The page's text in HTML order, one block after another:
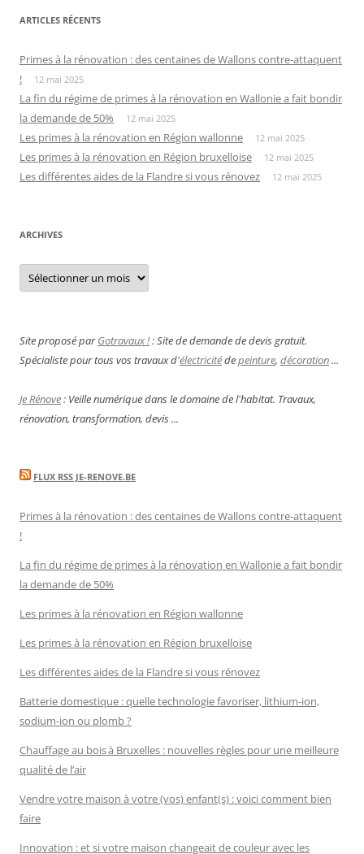
ARTICLES RÉCENTS
Primes à la rénovation : des centaines de Wallons contre-attaquent
!
12 mai 2025
La fin du régime de primes à la rénovation en Wallonie a fait bondir
la demande de 50%
12 mai 2025
Les primes à la rénovation en Région wallonne 12 mai 2025
Les primes à la rénovation en Région bruxelloise 12 mai 2025
Les différentes aides de la Flandre si vous rénovez 12 mai 2025
ARCHIVES
Archives
Site proposé parGotravaux !: Site de demande de devis gratuit.
Spécialiste pour tous vos travaux d'électricitédepeinture, décoration...
Je Rénove: Veille numérique dans le domaine de l'habitat. Travaux,
rénovation, transformation, devis ...
FLUX RSS JE-RENOVE.BE
Primes à la rénovation : des centaines de Wallons contre-attaquent
!
La fin du régime de primes à la rénovation en Wallonie a fait bondir
la demande de 50%
Les primes à la rénovation en Région wallonne
Les primes à la rénovation en Région bruxelloise
Les différentes aides de la Flandre si vous rénovez
Batterie domestique : quelle technologie favoriser, lithium-ion,
sodium-ion ou plomb ?
Chauffage au bois à Bruxelles : nouvelles règles pour une meilleure
qualité de l’air
Vendre votre maison à votre (vos) enfant(s) : voici comment bien
faire
Innovation : et si votre maison changeait de couleur avec les